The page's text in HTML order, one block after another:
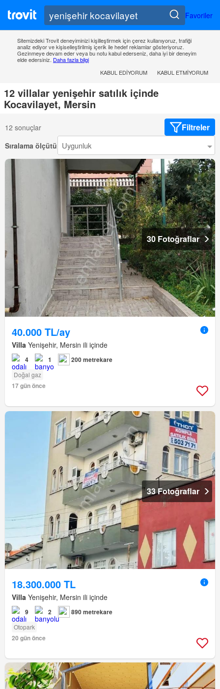
Favoriler
Sitemizdeki Trovit deneyiminizi kişilleştirmek için çerez kullanıyoruz, trafiği
analiz ediyor ve kişiselleştirilmiş içerik ile hedef reklamlar gösteriyoruz.
Gezinmeye devam eder veya bu notu kabul ederseniz, daha iyi bir deneyim
elde edersiniz. Daha fazla bilgi
KABUL EDIYORUM
KABUL ETMIYORUM
12 villalar yenişehir satılık içinde
Kocavilayet, Mersin
12 sonuçlar Filtreler
Sıralama ölçütü
30 Fotoğraflar
40.000 TL/ay
Villa Yenişehir, Mersin ili içinde
4 1 200 metrekare
Doğal gaz
17 gün önce
33 Fotoğraflar
18.300.000 TL
Villa Yenişehir, Mersin ili içinde
9 2 890 metrekare
Otopark
20 gün önce